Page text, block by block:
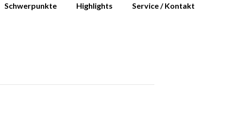
Schwerpunkte Highlights Service / Kontakt